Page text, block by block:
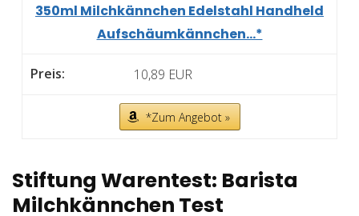
350ml Milchkännchen Edelstahl Handheld
Aufschäumkännchen...*
10,89 EUR
*Zum Angebot »
Stiftung Warentest: Barista
Milchkännchen Test